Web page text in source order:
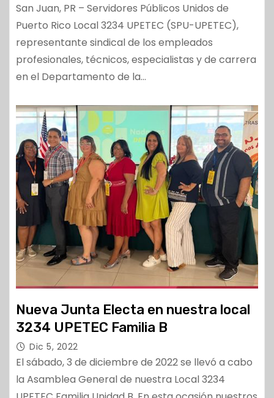
San Juan, PR – Servidores Públicos Unidos de
Puerto Rico Local 3234 UPETEC (SPU-UPETEC),
representante sindical de los empleados
profesionales, técnicos, especialistas y de carrera
en el Departamento de la…
Nueva Junta Electa en nuestra local
3234 UPETEC Familia B
Dic 5, 2022
El sábado, 3 de diciembre de 2022 se llevó a cabo
la Asamblea General de nuestra Local 3234